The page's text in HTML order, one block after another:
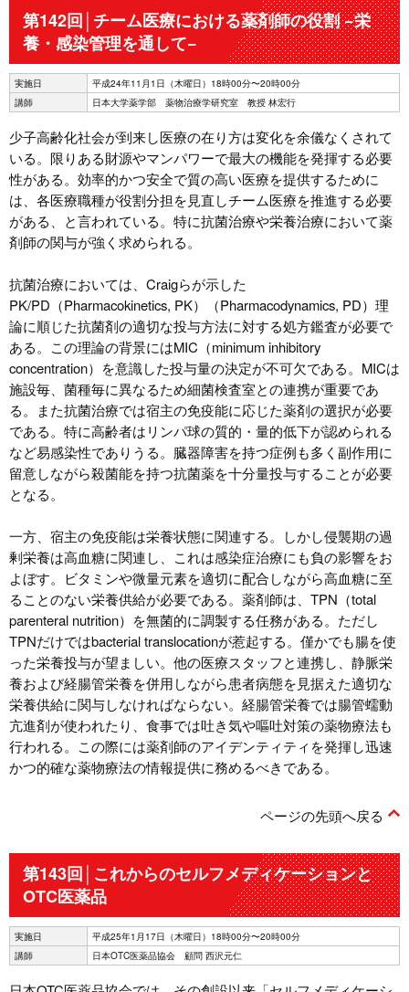
第142回│チーム医療における薬剤師の役割 −栄
養・感染管理を通して−
実施日
平成24年11月1日（木曜日）18時00分〜20時00分
講師
日本大学薬学部 薬物治療学研究室 教授 林宏行
少子高齢化社会が到来し医療の在り方は変化を余儀なくされて
いる。限りある財源やマンパワーで最大の機能を発揮する必要
性がある。効率的かつ安全で質の高い医療を提供するために
は、各医療職種が役割分担を見直しチーム医療を推進する必要
がある、と言われている。特に抗菌治療や栄養治療において薬
剤師の関与が強く求められる。
抗菌治療においては、Craigらが示した
PK/PD（Pharmacokinetics, PK）（Pharmacodynamics, PD）理
論に順じた抗菌剤の適切な投与方法に対する処方鑑査が必要で
ある。この理論の背景にはMIC（minimum inhibitory
concentration）を意識した投与量の決定が不可欠である。MICは
施設毎、菌種毎に異なるため細菌検査室との連携が重要であ
る。また抗菌治療では宿主の免疫能に応じた薬剤の選択が必要
である。特に高齢者はリンパ球の質的・量的低下が認められる
など易感染性でありうる。臓器障害を持つ症例も多く副作用に
留意しながら殺菌能を持つ抗菌薬を十分量投与することが必要
となる。
一方、宿主の免疫能は栄養状態に関連する。しかし侵襲期の過
剰栄養は高血糖に関連し、これは感染症治療にも負の影響をお
よぼす。ビタミンや微量元素を適切に配合しながら高血糖に至
ることのない栄養供給が必要である。薬剤師は、TPN（total
parenteral nutrition）を無菌的に調製する任務がある。ただし
TPNだけではbacterial translocationが惹起する。僅かでも腸を使
った栄養投与が望ましい。他の医療スタッフと連携し、静脈栄
養および経腸管栄養を併用しながら患者病態を見据えた適切な
栄養供給に関与しなければならない。経腸管栄養では腸管蠕動
亢進剤が使われたり、食事では吐き気や嘔吐対策の薬物療法も
行われる。この際には薬剤師のアイデンティティを発揮し迅速
かつ的確な薬物療法の情報提供に務めるべきである。
ページの先頭へ戻る
第143回│これからのセルフメディケーションと
OTC医薬品
実施日
平成25年1月17日（木曜日）18時00分〜20時00分
講師
日本OTC医薬品協会 顧問 西沢元仁